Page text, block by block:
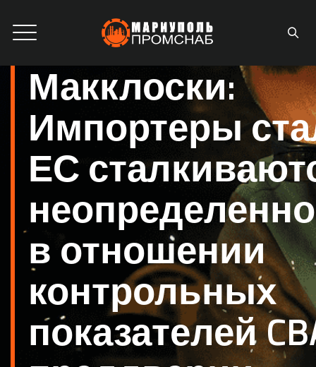
Макклоски:
Импортеры
ЕС
в отношении
контрольных
показателей